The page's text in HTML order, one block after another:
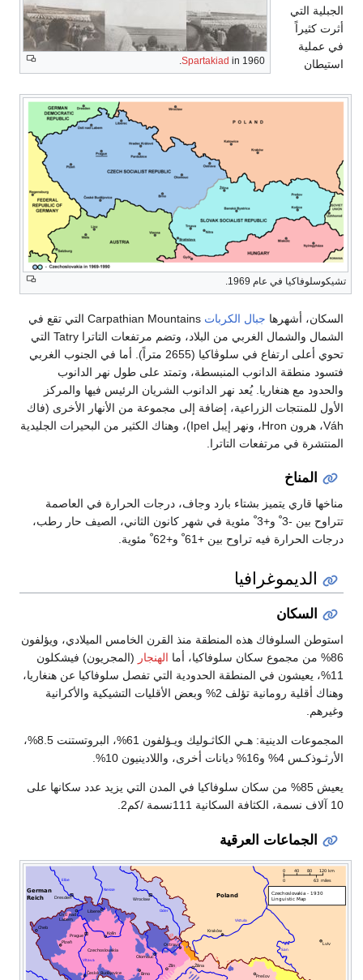
Spartakiad in 1960.
تشيكوسلوفاكيا في عام 1969.
الجبلية التي
أثرت كثيراً
في عملية
استيطان
السكان، أشهرها جبال الكربات
Carpathian Mountains التي تقع في
الشمال والشمال الغربي من البلاد، وتضم مرتفعات التاترا Tatry التي
تحوي أعلى ارتفاع في سلوڤاكيا (2655 متراً). أما في الجنوب الغربي
فتسود منطقة الدانوب المنبسطة، وتمتد على طول نهر الدانوب
والحدود مع هنغاريا. يُعد نهر الدانوب الشريان الرئيس فيها والمركز
الأول للمنتجات الزراعية، إضافة إلى مجموعة من الأنهار الأخرى (فاك
Váh، هرون Hron، ونهر إيبل Ipel)، وهناك الكثير من البحيرات الجليدية
المنتشرة في مرتفعات التاترا.
المناخ
مناخها قاري يتميز بشتاء بارد وجاف، درجات الحرارة في العاصمة
تتراوح بين -3 ْ و+3 ْ مئوية في شهر كانون الثاني، الصيف حار رطب،
درجات الحرارة فيه تراوح بين +61 ْ و+62 ْ مئوية.
الديموغرافيا
السكان
استوطن السلوفاك هذه المنطقة منذ القرن الخامس الميلادي، ويؤلفون
86% من مجموع سكان سلوفاكيا، أما
الهنجار (المجريون) فيشكلون
11%، يعيشون في المنطقة الحدودية التي تفصل سلوفاكيا عن هنغاريا،
وهناك أقلية رومانية تؤلف 2% وبعض الأقليات التشيكية والأكرانية
وغيرهم.
المجموعات الدينية: هـي الكاثـوليك ويـؤلفون 61%، البروتستنت 8.5%،
الأرثـوذكـس 4% و16% ديانات أخرى، واللادينيون 10%.
يعيش 85% من سكان سلوفاكيا في المدن التي يزيد عدد سكانها على
10 آلاف نسمة، الكثافة السكانية 111نسمة /كم2.
الجماعات العرقية